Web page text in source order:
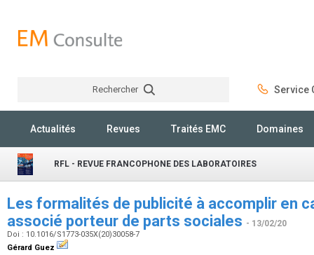
Rechercher Service
Actualités Revues Traités EMC Domaines
RFL - REVUE FRANCOPHONE DES LABORATOIRES
Les formalités de publicité à accomplir en
associé porteur de parts sociales - 13/02/20
Doi : 10.1016/S1773-035X(20)30058-7
Gérard Guez